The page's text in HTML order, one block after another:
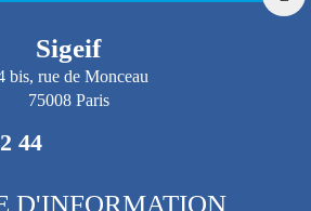
Sigeif
bis, rue de Monceau
75008 Paris
44
D'INFORMATION